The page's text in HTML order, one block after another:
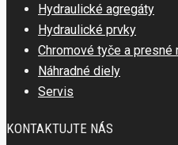
Hydraulické agregáty
Hydraulické prvky
Chromové tyče a presné
Náhradné diely
Servis
KONTAKTUJTE NÁS